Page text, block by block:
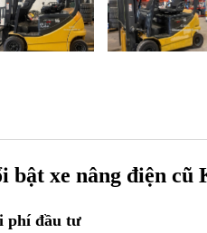
bật xe nâng điện cũ
phí đầu tư